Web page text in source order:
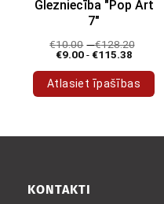
Glezniecība "Pop Art
7"
€10.00 -€128.20
€9.00-€115.38
Atlasiet īpašības
ir
KONTAKTI